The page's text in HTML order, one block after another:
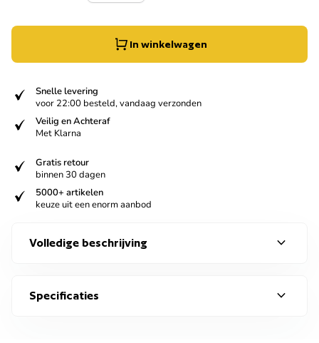
In winkelwagen
verified
Snelle levering
voor 22:00 besteld, vandaag verzonden
verified
Veilig en Achteraf
Met Klarna
verified
Gratis retour
binnen 30 dagen
verified
5000+ artikelen
keuze uit een enorm aanbod
Volledige beschrijving expand_more
Specificaties expand_more